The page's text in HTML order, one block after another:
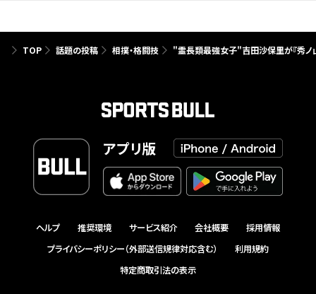
TOP 話題の投稿 相撲・格闘技 "霊長類最強女子"吉田沙保里が『秀ノ
アプリ版
ヘルプ 推奨環境 サービス紹介 会社概要
採用情報
プライバシーポリシー（外部送信規律対応含む）
利用規約
特定商取引法の表示